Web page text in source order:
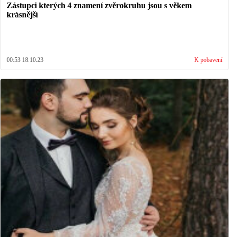
Zástupci kterých 4 znamení zvěrokruhu jsou s věkem
krásnější
00:53 18.10.23 K pobavení